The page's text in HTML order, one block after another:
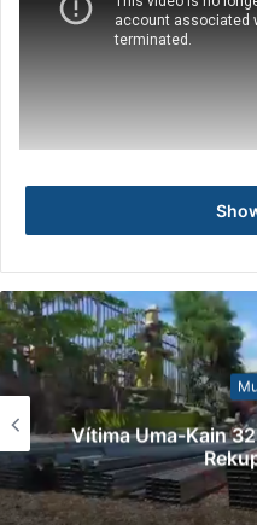
Vítima Uma-Kain